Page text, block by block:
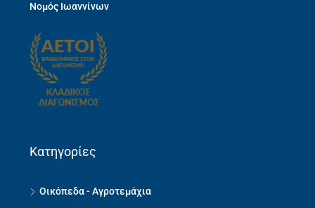
Νομός Ιωαννίνων
Κατηγορίες
Οικόπεδα - Αγροτεμάχια